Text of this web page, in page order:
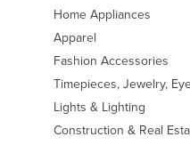
Home Appliances
Apparel
Fashion Accessories
Timepieces, Jewelry,
Lights & Lighting
Construction & Real